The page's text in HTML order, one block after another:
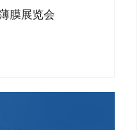
膜展览会